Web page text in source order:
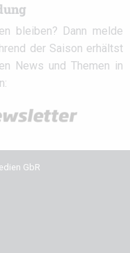
bleiben? Dann melde
der Saison erhältst
News und Themen in
GbR